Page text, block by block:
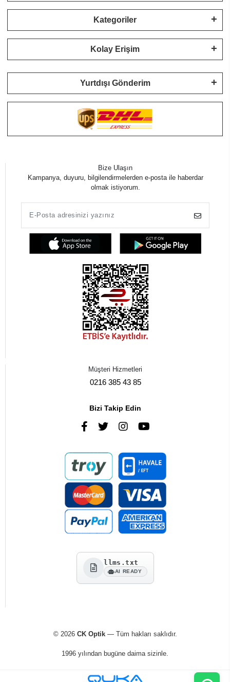
Kategoriler
Kolay Erişim
Yurtdışı Gönderim
Bize Ulaşın
Kampanya, duyuru, bilgilendirmelerden e-posta ile haberdar
olmak istiyorum.
Müşteri Hizmetleri
0216 385 43 85
Bizi Takip Edin
llms.txt
AI READY
© 2026 CK Optik— Tüm hakları saklıdır.
1996 yılından bugüne daima sizinle.